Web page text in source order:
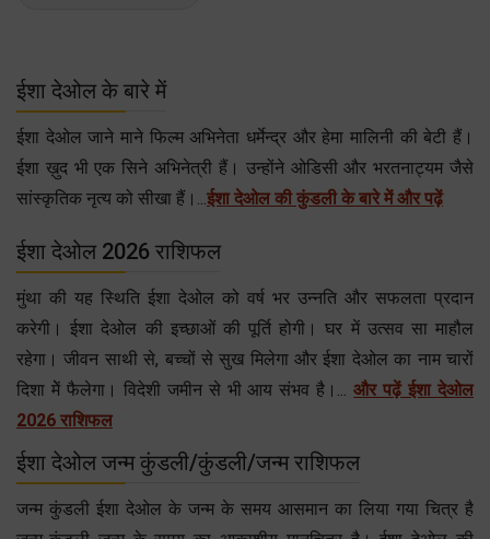
ईशा देओल के बारे में
ईशा देओल जाने माने फिल्म अभिनेता धर्मेन्द्र और हेमा मालिनी की बेटी हैं।
ईशा ख़ुद भी एक सिने अभिनेत्री हैं। उन्होंने ओडिसी और भरतनाट्यम जैसे
सांस्कृतिक नृत्य को सीखा हैं।...ईशा देओल की कुंडली के बारे में और पढ़ें
ईशा देओल 2026 राशिफल
मुंथा की यह स्थिति ईशा देओल को वर्ष भर उन्नति और सफलता प्रदान
करेगी। ईशा देओल की इच्छाओं की पूर्ति होगी। घर में उत्सव सा माहौल
रहेगा। जीवन साथी से, बच्चों से सुख मिलेगा और ईशा देओल का नाम चारों
दिशा मेें फैलेगा। विदेशी जमीन से भी आय संभव है।...और पढ़ें ईशा देओल
2026 राशिफल
ईशा देओल जन्म कुंडली/कुंडली/जन्म राशिफल
जन्म कुंडली ईशा देओल के जन्म के समय आसमान का लिया गया चित्र है